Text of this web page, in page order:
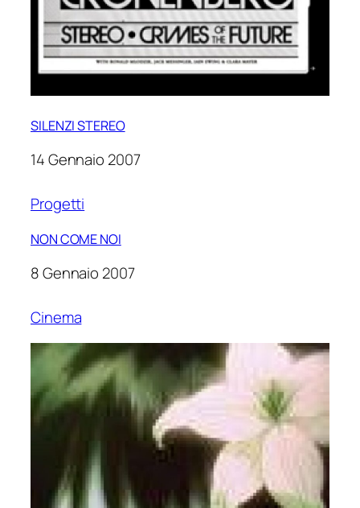
SILENZI STEREO
14 Gennaio 2007
Progetti
NON COME NOI
8 Gennaio 2007
Cinema